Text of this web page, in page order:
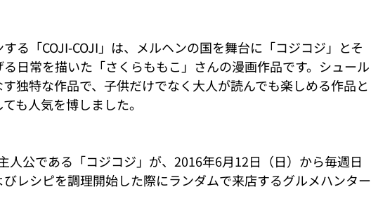
る「COJI-COJI」は、メルヘンの国を舞台に「コジコジ」とそ
日常を描いた「さくらももこ」さんの漫画作品です。シュール
独特な作品で、子供だけでなく大人が読んでも楽しめる作品と
も人気を博しました。
人公である「コジコジ」が、2016年6月12日（日）から毎週日
レシピを調理開始した際にランダムで来店するグルメハンター